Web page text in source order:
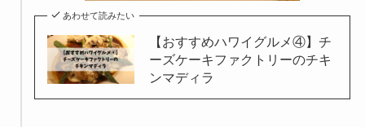
あわせて読みたい
【おすすめハワイグルメ④】チ
ーズケーキファクトリーのチキ
ンマディラ